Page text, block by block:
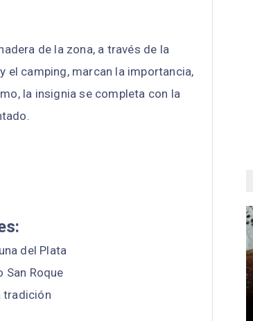
de la zona, a través de la
el camping, marcan la importancia,
la insignia se completa con la
del Plata
San Roque
tradición